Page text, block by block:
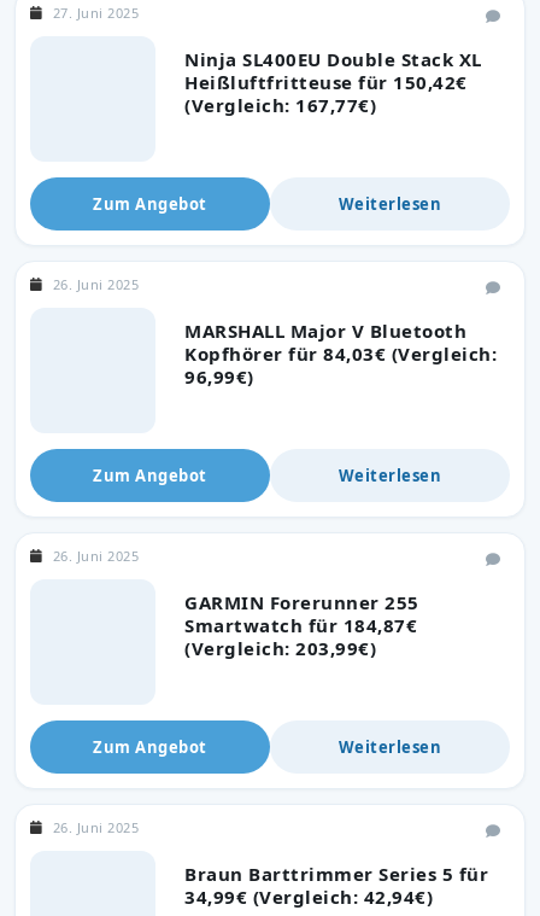
Ninja SL400EU Double Stack XL
Heißluftfritteuse für 150,42€
(Vergleich: 167,77€)
27. Juni 2025
Zum Angebot Weiterlesen
MARSHALL Major V Bluetooth
Kopfhörer für 84,03€ (Vergleich:
96,99€)
26. Juni 2025
Zum Angebot Weiterlesen
GARMIN Forerunner 255
Smartwatch für 184,87€
(Vergleich: 203,99€)
26. Juni 2025
Zum Angebot Weiterlesen
Braun Barttrimmer Series 5 für
34,99€ (Vergleich: 42,94€)
26. Juni 2025